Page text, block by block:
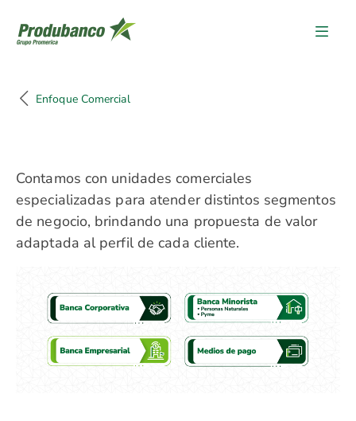
Enfoque Comercial
Enfoque Comercial
Contamos con unidades comerciales
especializadas para atender distintos segmentos
de negocio, brindando una propuesta de valor
adaptada al perfil de cada cliente.